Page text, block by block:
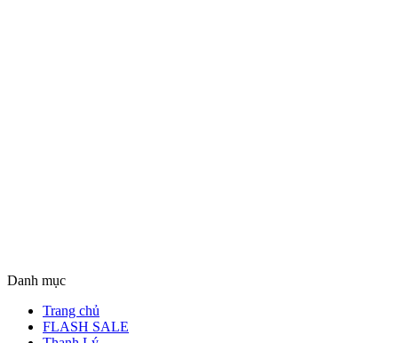
Danh mục
Trang chủ
FLASH SALE